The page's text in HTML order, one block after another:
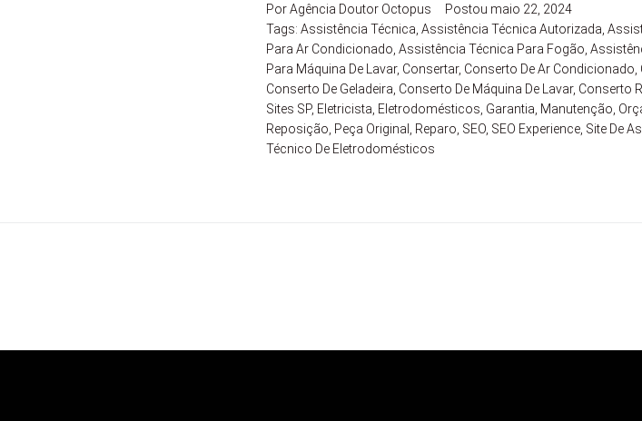
PorAgência Doutor Octopus Postou maio 22, 2024
Tags: Assistência Técnica Assistência Técnica Autorizada
Para Ar Condicionado Assistência Técnica Para Fogão
Para Máquina De Lavar, Consertar, Conserto De Ar Condicionado
Conserto De Geladeira Conserto De Máquina De Lavar, Conserto
Sites SP, Eletricista Eletrodomésticos Garantia Manutenção
Reposição Peça Original Reparo SEO, SEO Experience, Site De
Técnico De Eletrodomésticos